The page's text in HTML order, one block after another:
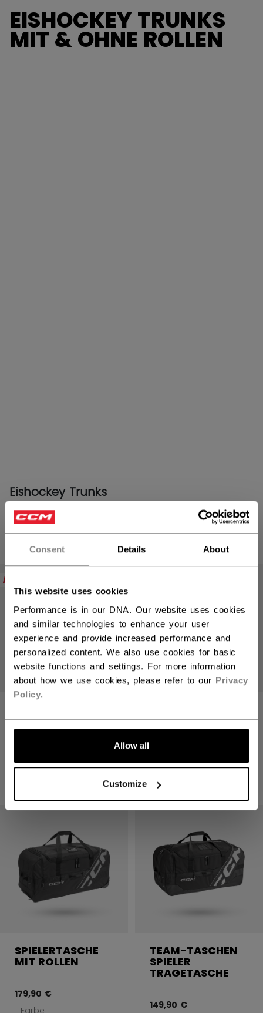
Consent Details About
This website uses cookies
Performance is in our DNA. Our website uses cookies
and similar technologies to enhance your user
experience and provide increased performance and
personalized content. We also use cookies for basic
website functions and settings. For more information
about how we use cookies, please refer to our Privacy
Policy.
Allow all
Customize
EISHOCKEY TRUNKS
MIT & OHNE ROLLEN
Eishockey Trunks
PRODUKTE
NEW
REISETASCHE
1 Farbe
MIT ROLLEN
1 Farbe
SPIELERTASCHE
MIT ROLLEN
179,90 €
TEAM-TASCHEN
SPIELER
TRAGETASCHE
149,90 €